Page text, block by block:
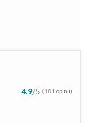
4.9/5 (101 opinii)